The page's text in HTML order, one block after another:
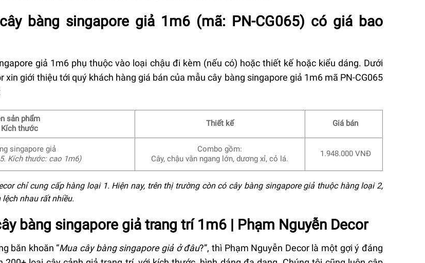
ây bàng singapore giả 1m6 (mã: PN-CG065) có giá bao
giả 1m6 phụ thuộc vào loại chậu đi kèm (nếu có) hoặc thiết kế hoặc kiểu dáng. Dưới
xin giới thiệu tới quý khách hàng giá bán của mẫu cây bàng singapore giả 1m6 mã PN-CG065
sản phẩm
Kích thước
Thiết kế Giá bán
singapore giả
Kích thước: cao 1m6)
Combo gồm:
Cây, chậu vằn ngang lớn, dương xỉ, cỏ lá.
1.948.000 VNĐ
chỉ cung cấp hàng loại 1. Hiện nay, trên thị trường còn có cây bàng singapore giả thuộc hàng loại 2,
nhau rất nhiều.
bàng singapore giả trang trí 1m6 | Phạm Nguyễn Decor
băn khoăn “Mua cây bàng singapore giả ở đâu?”, thì Phạm Nguyễn Decor là một gợi ý đáng